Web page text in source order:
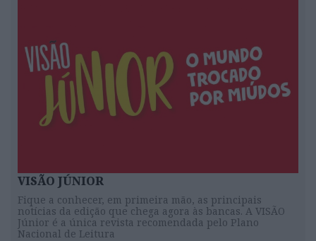
VISÃO JÚNIOR
Fique a conhecer, em primeira mão, as principais
notícias da edição que chega agora às bancas. A VISÃO
Júnior é a única revista recomendada pelo Plano
Nacional de Leitura